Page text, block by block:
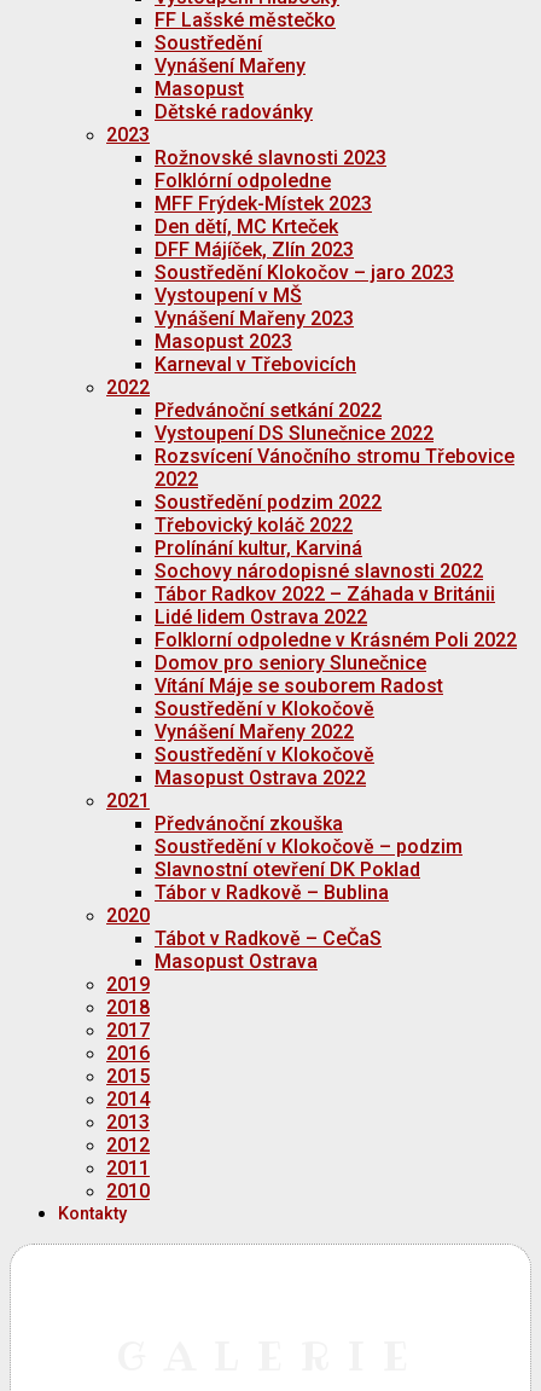
FF Lašské městečko
Soustředění
Vynášení Mařeny
Masopust
Dětské radovánky
2023
Rožnovské slavnosti 2023
Folklórní odpoledne
MFF Frýdek-Místek 2023
Den dětí, MC Krteček
DFF Májíček, Zlín 2023
Soustředění Klokočov – jaro 2023
Vystoupení v MŠ
Vynášení Mařeny 2023
Masopust 2023
Karneval v Třebovicích
2022
Předvánoční setkání 2022
Vystoupení DS Slunečnice 2022
Rozsvícení Vánočního stromu Třebovice
2022
Soustředění podzim 2022
Třebovický koláč 2022
Prolínání kultur, Karviná
Sochovy národopisné slavnosti 2022
Tábor Radkov 2022 – Záhada v Británii
Lidé lidem Ostrava 2022
Folklorní odpoledne v Krásném Poli 2022
Domov pro seniory Slunečnice
Vítání Máje se souborem Radost
Soustředění v Klokočově
Vynášení Mařeny 2022
Soustředění v Klokočově
Masopust Ostrava 2022
2021
Předvánoční zkouška
Soustředění v Klokočově – podzim
Slavnostní otevření DK Poklad
Tábor v Radkově – Bublina
2020
Tábot v Radkově – CeČaS
Masopust Ostrava
2019
2018
2017
2016
2015
2014
2013
2012
2011
2010
Kontakty